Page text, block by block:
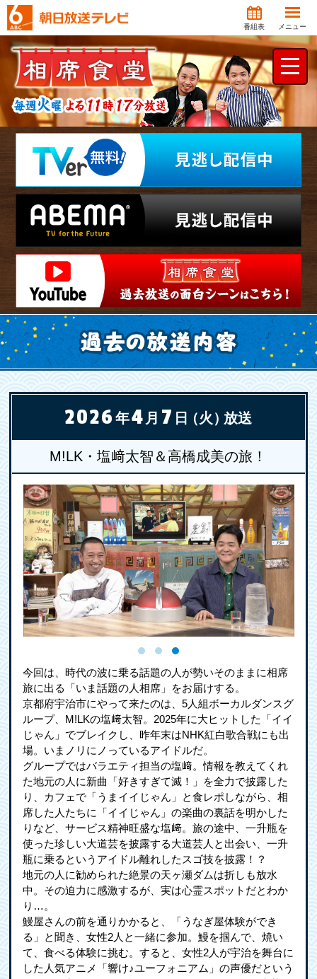
番組表 メニュー
2026 年4 月 7 日 （火）放送
M!LK・塩﨑太智＆高橋成美の旅！
今回は、時代の波に乗る話題の人が勢いそのままに相席
旅に出る「いま話題の人相席」をお届けする。
京都府宇治市にやって来たのは、5人組ボーカルダンスグ
ループ、M!LKの塩﨑太智。2025年に大ヒットした「イイ
じゃん」でブレイクし、昨年末はNHK紅白歌合戦にも出
場。いまノリにノっているアイドルだ。
グループではバラエティ担当の塩﨑。情報を教えてくれ
た地元の人に新曲「好きすぎて滅！」を全力で披露した
り、カフェで「うまイイじゃん」と食レポしながら、相
席した人たちに「イイじゃん」の楽曲の裏話を明かした
りなど、サービス精神旺盛な塩﨑。旅の途中、一升瓶を
使った珍しい大道芸を披露する大道芸人と出会い、一升
瓶に乗るというアイドル離れしたスゴ技を披露！？
地元の人に勧められた絶景の天ヶ瀬ダムは折しも放水
中。その迫力に感激するが、実は心霊スポットだとわか
り…。
鰻屋さんの前を通りかかると、「うなぎ屋体験ができ
る」と聞き、女性2人と一緒に参加。鰻を掴んで、焼い
て、食べる体験に挑む。すると、女性2人が宇治を舞台に
した人気アニメ「響け♪ユーフォニアム」の声優だという